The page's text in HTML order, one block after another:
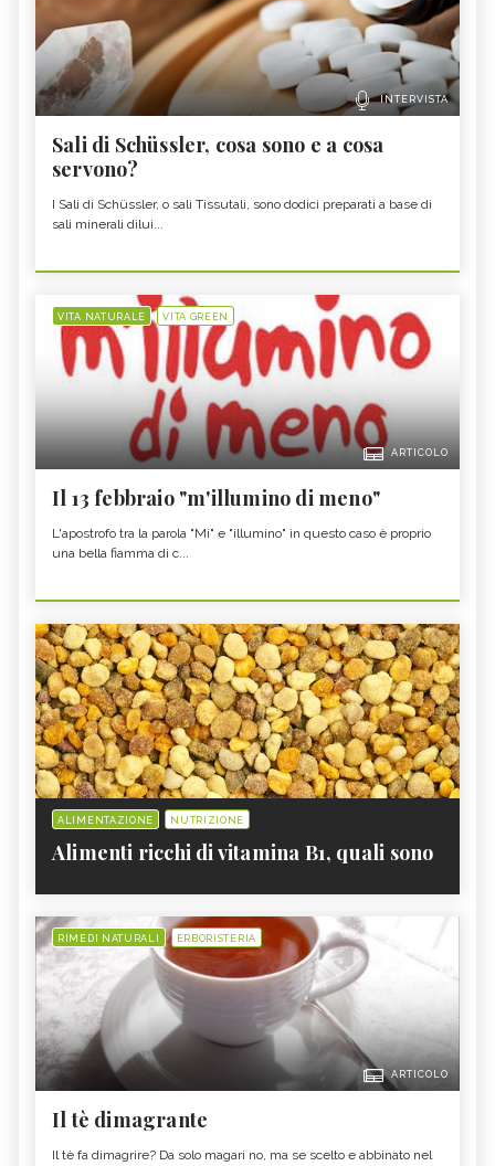
INTERVISTA
Sali di Schüssler, cosa sono e a cosa
servono?
I Sali di Schüssler, o sali Tissutali, sono dodici preparati a base di
sali minerali dilui...
VITA NATURALE VITA GREEN
ARTICOLO
Il 13 febbraio "m'illumino di meno"
L'apostrofo tra la parola "Mi" e "illumino" in questo caso è proprio
una bella fiamma di c...
ALIMENTAZIONE NUTRIZIONE
Alimenti ricchi di vitamina B1, quali sono
RIMEDI NATURALI ERBORISTERIA
ARTICOLO
Il tè dimagrante
Il tè fa dimagrire? Da solo magari no, ma se scelto e abbinato nel